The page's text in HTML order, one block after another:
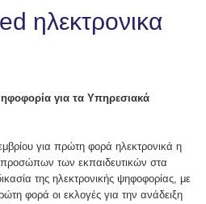
ηλεκτρονικα
για τα Υπηρεσιακά
για πρώτη φορά ηλεκτρονικά η
των εκπαιδευτικών στα
της ηλεκτρονικής ψηφοφορίας, με
φορά οι εκλογές για την ανάδειξη